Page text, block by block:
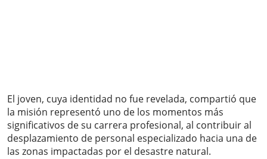
El joven, cuya identidad no fue revelada, compartió que
la misión representó uno de los momentos más
significativos de su carrera profesional, al contribuir al
desplazamiento de personal especializado hacia una de
las zonas impactadas por el desastre natural.